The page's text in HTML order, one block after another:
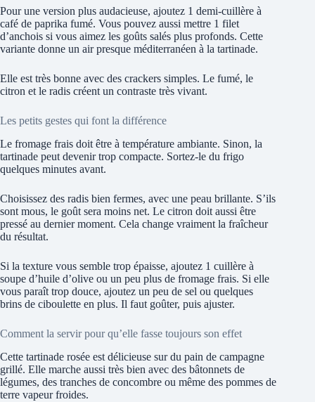
Pour une version plus audacieuse, ajoutez 1 demi-cuillère à
café de paprika fumé. Vous pouvez aussi mettre 1 filet
d’anchois si vous aimez les goûts salés plus profonds. Cette
variante donne un air presque méditerranéen à la tartinade.
Elle est très bonne avec des crackers simples. Le fumé, le
citron et le radis créent un contraste très vivant.
Les petits gestes qui font la différence
Le fromage frais doit être à température ambiante. Sinon, la
tartinade peut devenir trop compacte. Sortez-le du frigo
quelques minutes avant.
Choisissez des radis bien fermes, avec une peau brillante. S’ils
sont mous, le goût sera moins net. Le citron doit aussi être
pressé au dernier moment. Cela change vraiment la fraîcheur
du résultat.
Si la texture vous semble trop épaisse, ajoutez 1 cuillère à
soupe d’huile d’olive ou un peu plus de fromage frais. Si elle
vous paraît trop douce, ajoutez un peu de sel ou quelques
brins de ciboulette en plus. Il faut goûter, puis ajuster.
Comment la servir pour qu’elle fasse toujours son effet
Cette tartinade rosée est délicieuse sur du pain de campagne
grillé. Elle marche aussi très bien avec des bâtonnets de
légumes, des tranches de concombre ou même des pommes de
terre vapeur froides.